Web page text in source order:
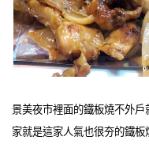
景美夜市裡面的鐵板燒不外
家就是這家人氣也很夯的鐵板